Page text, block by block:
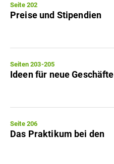
Seite 202
Preise und Stipendien
Seiten 203-205
Ideen für neue Geschäfte
Seite 206
Das Praktikum bei den